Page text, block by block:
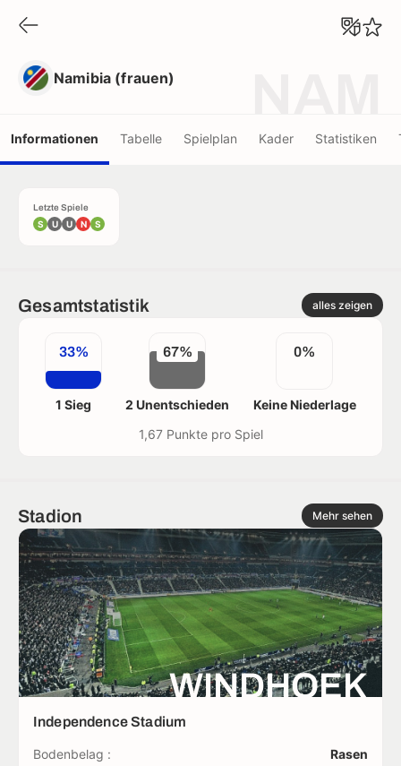
Namibia (frauen)
Informationen Tabelle Spielplan Kader Statistiken
Letzte Spiele
S U U N S
Gesamtstatistik alles zeigen
33%
1 Sieg
67%
2 Unentschieden
0%
Keine Niederlage
1,67 Punkte pro Spiel
Stadion Mehr sehen
WINDHOEK
Independence Stadium
Bodenbelag :
Rasen